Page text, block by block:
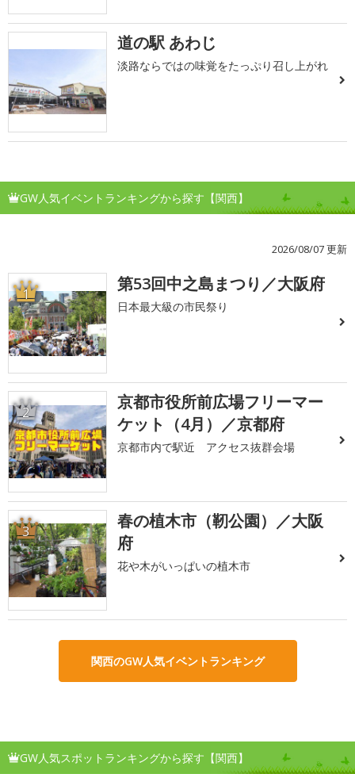
道の駅 あわじ
淡路ならではの味覚をたっぷり召し上がれ
GW人気イベントランキングから探す【関西】
2026/08/07 更新
1 第53回中之島まつり／大阪府
日本最大級の市民祭り
2
京都市役所前広場フリーマー
ケット（4月）／京都府
京都市内で駅近 アクセス抜群会場
3
春の植木市（靭公園）／大阪
府
花や木がいっぱいの植木市
関西のGW人気イベントランキング
GW人気スポットランキングから探す【関西】